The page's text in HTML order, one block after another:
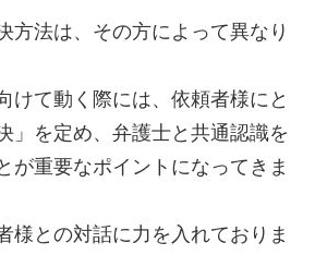
方法は、その方によって異なり
けて動く際には、依頼者様にと
」を定め、弁護士と共通認識を
が重要なポイントになってきま
様との対話に力を入れておりま